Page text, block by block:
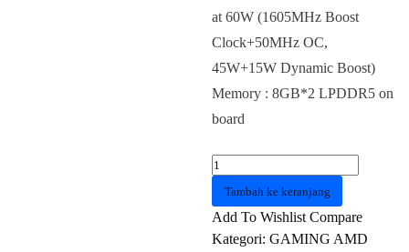
at 60W (1605MHz Boost
Clock+50MHz OC,
45W+15W Dynamic Boost)
Memory : 8GB*2 LPDDR5 on
board
Kuantitas
ASUS
ROG
Tambah ke keranjang
Add To Wishlist Compare
Kategori:GAMING AMD